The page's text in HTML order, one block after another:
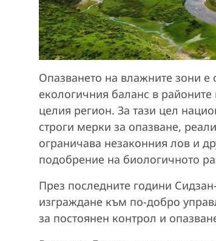
Опазването на влажните зони е
екологичния баланс в районите
целия регион. За тази цел
строги мерки за опазване,
ограничава незаконния лов и
подобрение на биологичното
През последните години
изграждане към по-добро
за постоянен контрол и